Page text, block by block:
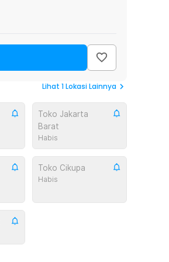
Lihat 1Lokasi Lainnya
Toko Jakarta
Barat
Habis
Toko Cikupa
Habis